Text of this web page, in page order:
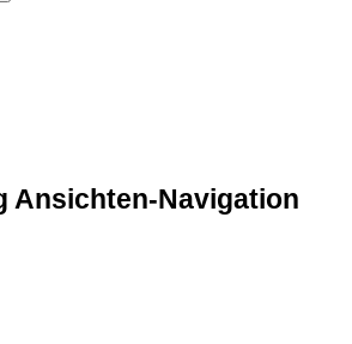
Ansichten-Navigation